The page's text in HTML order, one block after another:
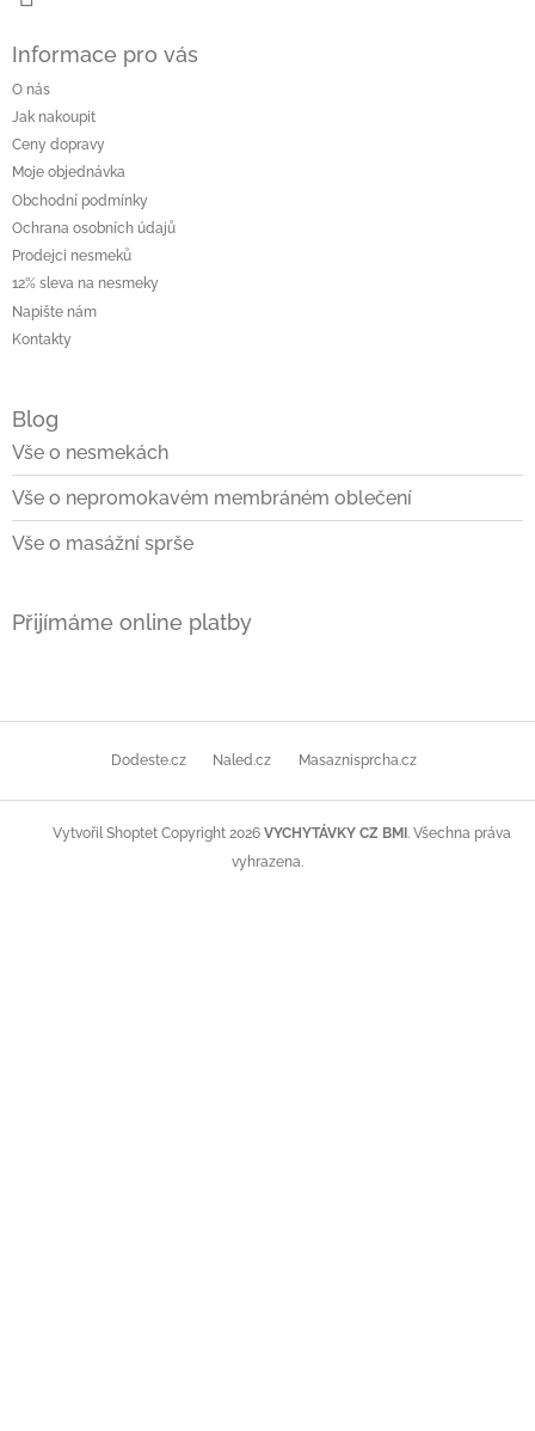
Informace pro vás
O nás
Jak nakoupit
Ceny dopravy
Moje objednávka
Obchodní podmínky
Ochrana osobních údajů
Prodejci nesmeků
12% sleva na nesmeky
Napište nám
Kontakty
Blog
Vše o nesmekách
Vše o nepromokavém membráném oblečení
Vše o masážní sprše
Přijímáme online platby
Dodeste.cz Naled.cz Masaznisprcha.cz
Vytvořil Shoptet Copyright 2026 VYCHYTÁVKY CZ BMI. Všechna práva
vyhrazena.